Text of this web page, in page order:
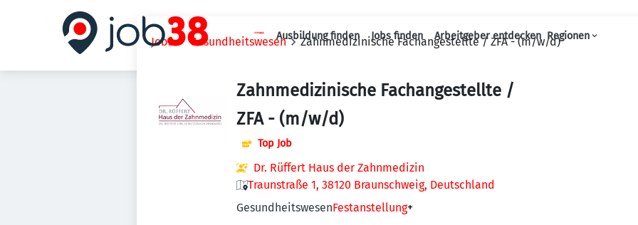
Haupt-Navigation
Ausbildung finden Jobs finden Arbeitgeber entdecken Regionen
Jobs Gesundheitswesen Zahnmedizinische Fachangestellte / ZFA - (m/w/d)
Zahnmedizinische Fachangestellte /
ZFA - (m/w/d)
Top Job
Dr. Rüffert Haus der Zahnmedizin
Traunstraße 1, 38120 Braunschweig, Deutschland
GesundheitswesenFestanstellung+